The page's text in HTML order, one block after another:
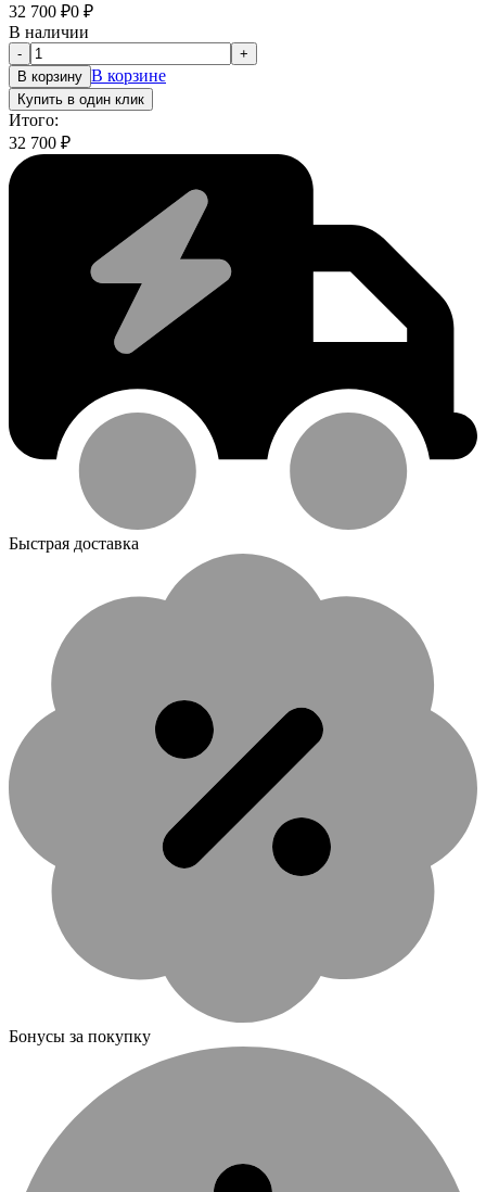
32 700 ₽0 ₽
В наличии
-
+
В корзину В корзине
Купить в один клик
Итого:
32 700 ₽
Быстрая доставка
Бонусы за покупку